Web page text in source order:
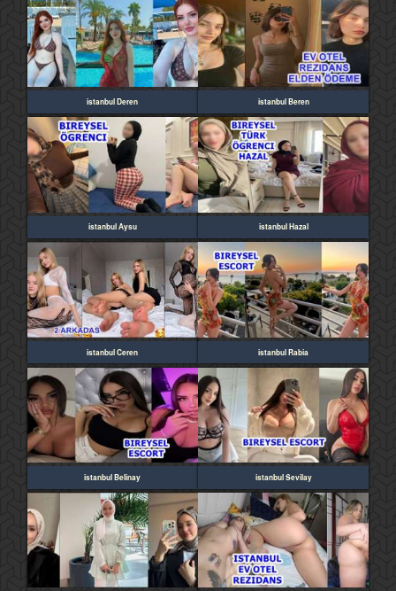
istanbul Deren istanbul Beren
istanbul Aysu istanbul Hazal
istanbul Ceren istanbul Rabia
istanbul Belinay istanbul Sevilay